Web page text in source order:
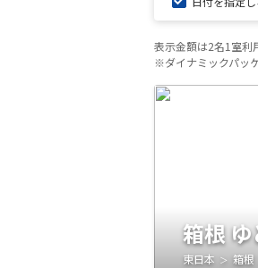
表示金額は2名1室利
※ダイナミックパッ
箱根
東日本 箱根